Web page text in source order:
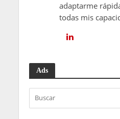
adaptarme
todas mis
Ads